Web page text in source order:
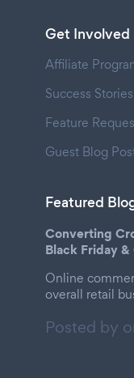
Get Involved
Affiliate
Success Stories
Feature
Guest Blog
Featured
Converting
Black Friday
Online
overall retail
Posted by